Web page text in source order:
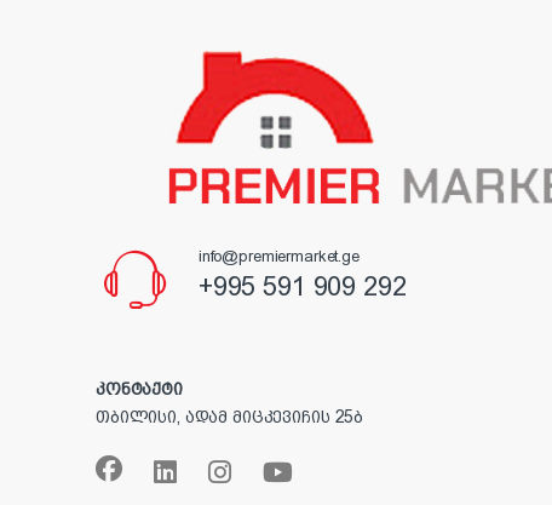
info@premiermarket.ge
+995 591 909 292
კონტაქტი
თბილისი, ადამ მიცკევიჩის 25ბ